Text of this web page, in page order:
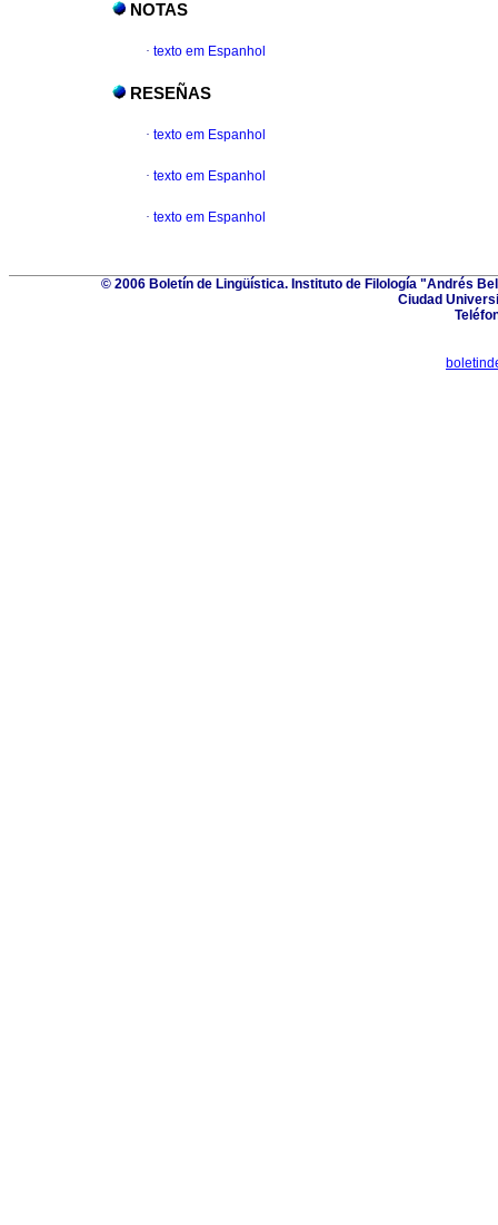
NOTAS
· texto em Espanhol
RESEÑAS
· texto em Espanhol
· texto em Espanhol
· texto em Espanhol
© 2006 Boletín de Lingüística. Instituto de Filología "Andrés
Ciudad